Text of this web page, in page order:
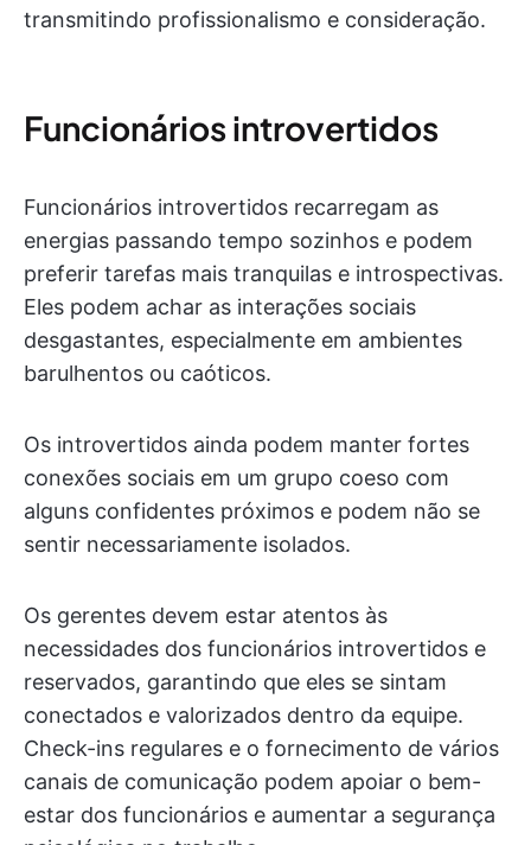
transmitindo profissionalismo e consideração.
Funcionários introvertidos
Funcionários introvertidos recarregam as
energias passando tempo sozinhos e podem
preferir tarefas mais tranquilas e introspectivas.
Eles podem achar as interações sociais
desgastantes, especialmente em ambientes
barulhentos ou caóticos.
Os introvertidos ainda podem manter fortes
conexões sociais em um grupo coeso com
alguns confidentes próximos e podem não se
sentir necessariamente isolados.
Os gerentes devem estar atentos às
necessidades dos funcionários introvertidos e
reservados, garantindo que eles se sintam
conectados e valorizados dentro da equipe.
Check-ins regulares e o fornecimento de vários
canais de comunicação podem apoiar o bem-
estar dos funcionários e aumentar a segurança